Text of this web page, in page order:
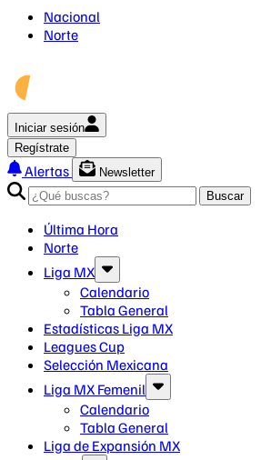
Nacional
Norte
Iniciar sesión
Regístrate
Alertas
Newsletter
Buscar
Última Hora
Norte
Liga MX
Calendario
Tabla General
Estadísticas Liga MX
Leagues Cup
Selección Mexicana
Liga MX Femenil
Calendario
Tabla General
Liga de Expansión MX